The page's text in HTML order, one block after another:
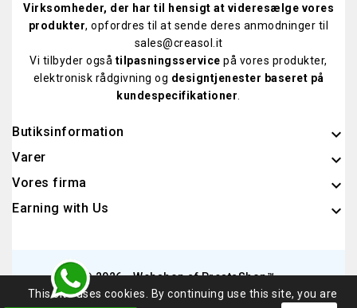
Virksomheder, der har til hensigt at videresælge vores
produkter, opfordres til at sende deres anmodninger til
sales@creasol.it
Vi tilbyder også tilpasningsservice på vores produkter,
elektronisk rådgivning og designtjenester baseret på
kundespecifikationer
Butiksinformation keyboard_arrow_down
Varer 
Vores firma 
This site uses cookies. By continuing use this site, you are
Earning with Us 
© 2026 - Webshop af PrestaShop™